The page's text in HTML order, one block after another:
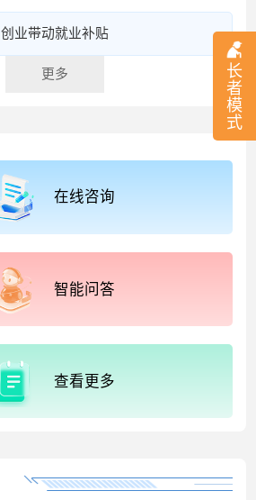
长
者
模
式
创业带动就业补贴
更多
在线咨询
智能问答
查看更多